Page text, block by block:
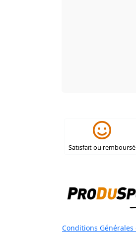
Satisfait ou remboursé
Conditions Générales